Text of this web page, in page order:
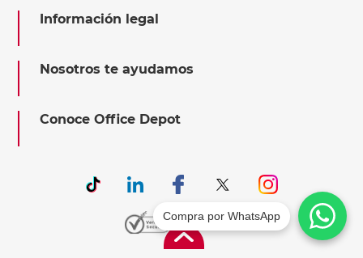
Información legal
Nosotros te ayudamos
Conoce Office Depot
Compra por WhatsApp